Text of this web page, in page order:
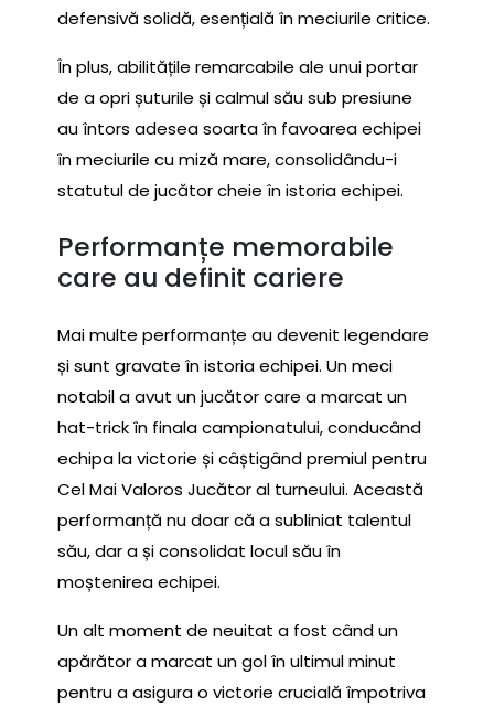
defensivă solidă, esențială în meciurile critice.
În plus, abilitățile remarcabile ale unui portar
de a opri șuturile și calmul său sub presiune
au întors adesea soarta în favoarea echipei
în meciurile cu miză mare, consolidându-i
statutul de jucător cheie în istoria echipei.
Performanțe memorabile
care au definit cariere
Mai multe performanțe au devenit legendare
și sunt gravate în istoria echipei. Un meci
notabil a avut un jucător care a marcat un
hat-trick în finala campionatului, conducând
echipa la victorie și câștigând premiul pentru
Cel Mai Valoros Jucător al turneului. Această
performanță nu doar că a subliniat talentul
său, dar a și consolidat locul său în
moștenirea echipei.
Un alt moment de neuitat a fost când un
apărător a marcat un gol în ultimul minut
pentru a asigura o victorie crucială împotriva